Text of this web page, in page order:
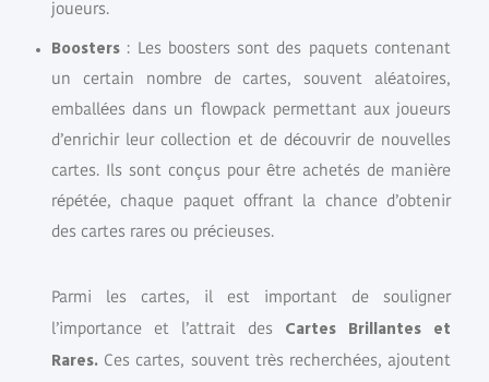
joueurs.
Boosters : Les boosters sont des paquets contenant
un certain nombre de cartes, souvent aléatoires,
emballées dans un flowpack permettant aux joueurs
d’enrichir leur collection et de découvrir de nouvelles
cartes. Ils sont conçus pour être achetés de manière
répétée, chaque paquet offrant la chance d’obtenir
des cartes rares ou précieuses.
Parmi les cartes, il est important de souligner
l’importance et l’attrait des Cartes Brillantes et
Rares. Ces cartes, souvent très recherchées, ajoutent